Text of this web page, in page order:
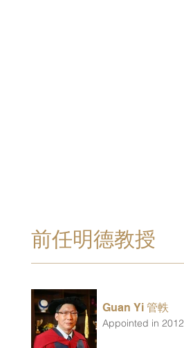
Guan Yi 管軼
Appointed in 2012
前任明德教授